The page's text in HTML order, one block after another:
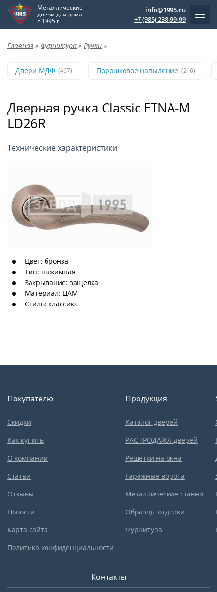
Металлические
двери для дома
с 1995 г
info@1995.ru
+7 (985) 238-99-99
Главная » Фурнитура » Ручки »
Двери МДФ (467) Порошковое напыление (216)
Дверная ручка Classic ETNA-M
LD26R
Технические характеристики
Цвет: бронза
Тип: нажимная
Закрывание: защелка
Материал: ЦАМ
Стиль: классика
Покупателю
Скидки
Как купить
О компании
Статьи
Отзывы
Новости
Карта сайта
Политика конфиденциальности
Продукция
Каталог дверей
РАСПРОДАЖА дверей
Решетки на окна
Гаражные ворота
Металлические ставни
Образцы отделки
Фурнитура
Контакты